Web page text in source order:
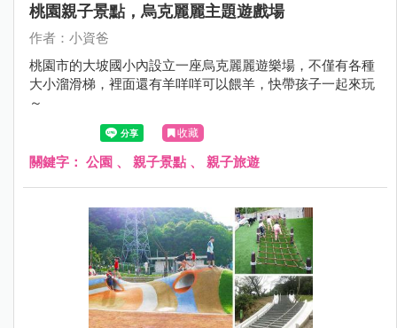
桃園親子景點，烏克麗麗主題遊戲場
作者：小資爸
桃園市的大坡國小內設立一座烏克麗麗遊樂場，不僅有各種
大小溜滑梯，裡面還有羊咩咩可以餵羊，快帶孩子一起來玩
～
收藏
關鍵字： 公園 、 親子景點 、 親子旅遊